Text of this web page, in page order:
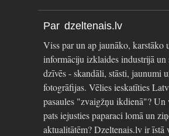
Par dzeltenais.lv
Viss par un ap jaunāko, karstāko
informāciju izklaides industrijā un
dzīvēs - skandāli, stāsti, jaunumi
fotogrāfijas. Vēlies ieskatīties
pasaules "zvaigžņu ikdienā"? Un
pats iejusties paparaci lomā un
aktualitātēm? Dzeltenais.lv ir īstā